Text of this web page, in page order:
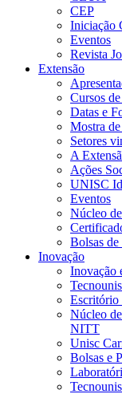
CEP
Iniciação
Eventos
Revista
Extensão
Cursos
Datas e
Mostra
Setores
A
Ações
UNISC
Eventos
Núcleo
Bolsas
Inovação
Inovação
Escritório
Núcleo
NITT
Unisc
Bolsas e